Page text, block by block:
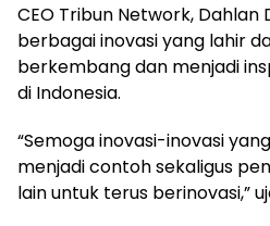
CEO Tribun Network, Dahlan
berbagai inovasi yang lahir
berkembang dan menjadi
di Indonesia.
“Semoga inovasi-inovasi
menjadi contoh sekaligus
lain untuk terus berinovasi,”